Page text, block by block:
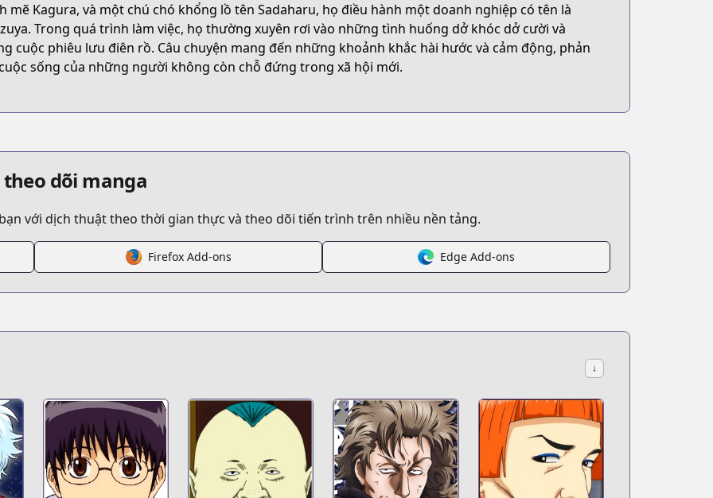
gintama
www.cdjapan.co.jp/product/NEOBK-2391481
mẽ Kagura, và một chú chó khổng lồ tên Sadaharu, họ điều hành một doanh nghiệp có tên là
Trong quá trình làm việc, họ thường xuyên rơi vào những tình huống dở khóc dở cười và
cuộc phiêu lưu điên rồ. Câu chuyện mang đến những khoảnh khắc hài hước và cảm động, phản
sống của những người không còn chỗ đứng trong xã hội mới.
dõi manga
với dịch thuật theo thời gian thực và theo dõi tiến trình trên nhiều nền tảng.
Firefox Add-ons Edge Add-ons
↓